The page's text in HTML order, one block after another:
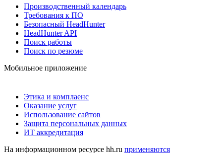
Производственный календарь
Требования к ПО
Безопасный HeadHunter
HeadHunter API
Поиск работы
Поиск по резюме
Мобильное приложение
Этика и комплаенс
Оказание услуг
Использование сайтов
Защита персональных данных
ИТ аккредитация
На информационном ресурсе hh.ru применяются